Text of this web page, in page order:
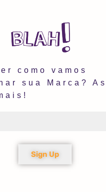
como vamos
sua Marca?
Sign Up